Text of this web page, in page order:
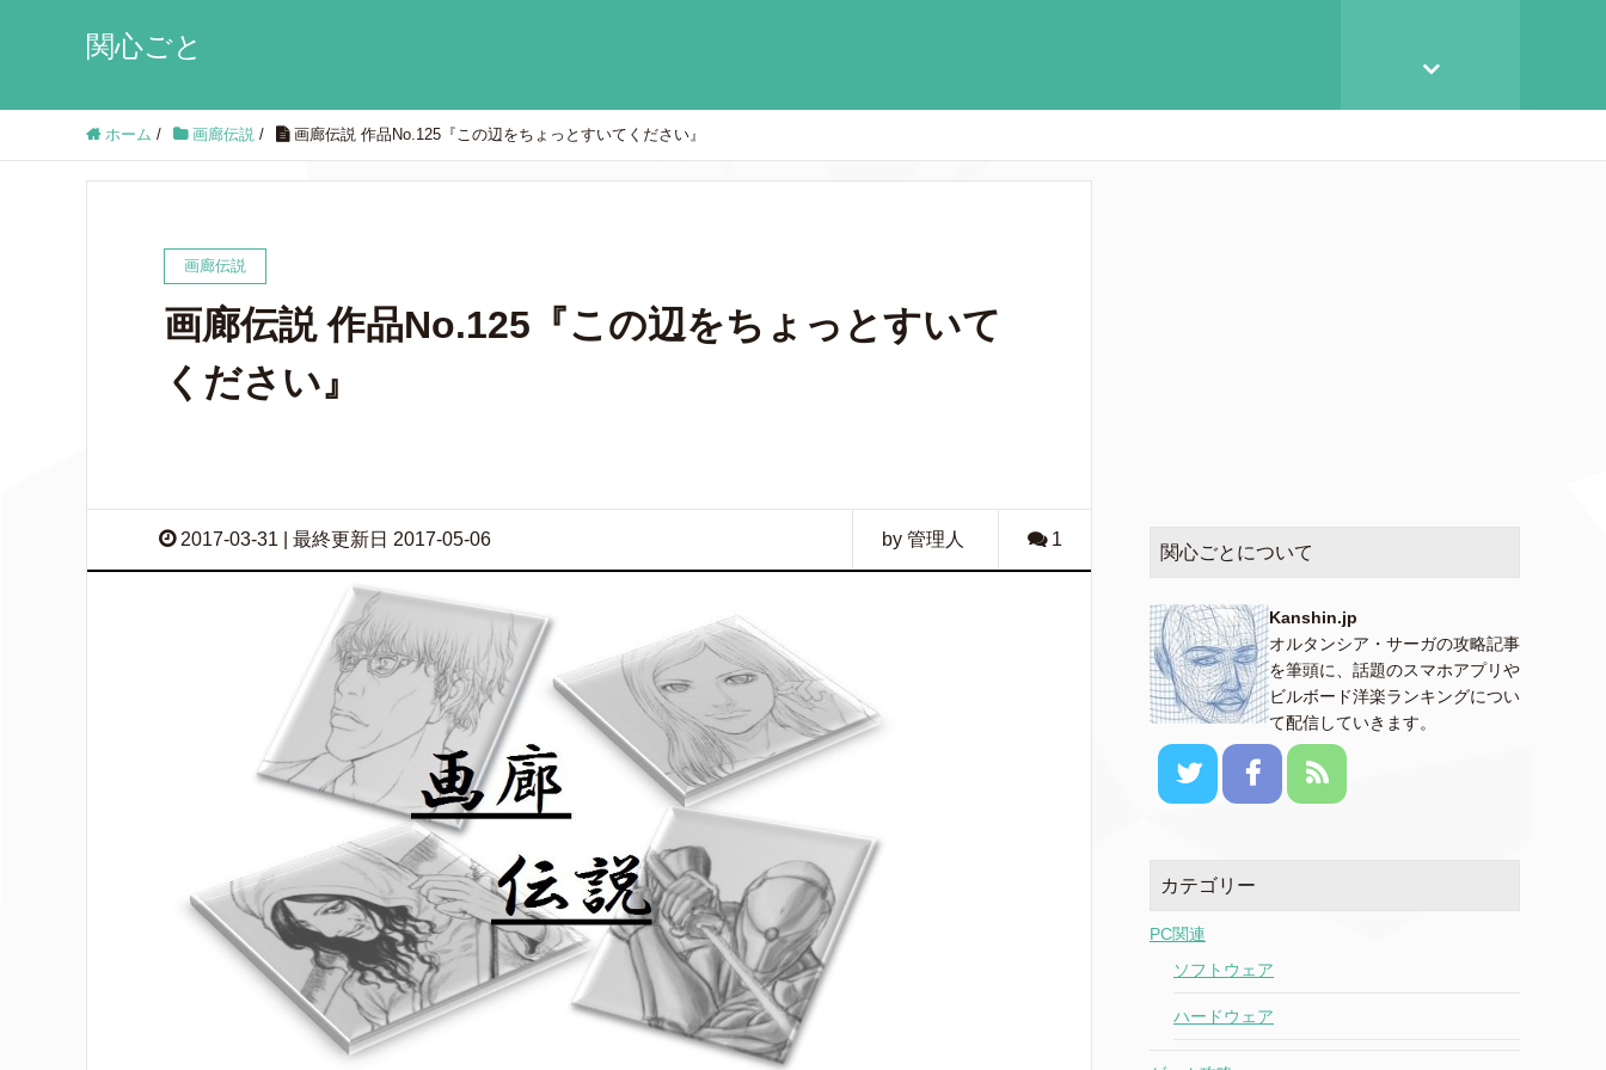
関心ごと
ホーム / 画廊伝説 / 画廊伝説 作品No.125『この辺をちょっとすいてください』
画廊伝説
画廊伝説 作品No.125『この辺をちょっとすいて
ください』
2017-03-31 | 最終更新日 2017-05-06 by 管理人 1
関心ごとについて
Kanshin.jp
オルタンシア・サーガの攻略記事
を筆頭に、話題のスマホアプリや
ビルボード洋楽ランキングについ
て配信していきます。
カテゴリー
PC関連
ソフトウェア
ハードウェア